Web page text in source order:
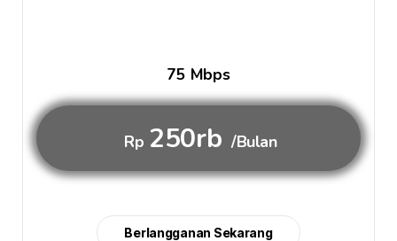
75 Mbps
Rp 250rb /Bulan
Berlangganan Sekarang